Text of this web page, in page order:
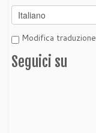
Modifica traduzione
Seguici su